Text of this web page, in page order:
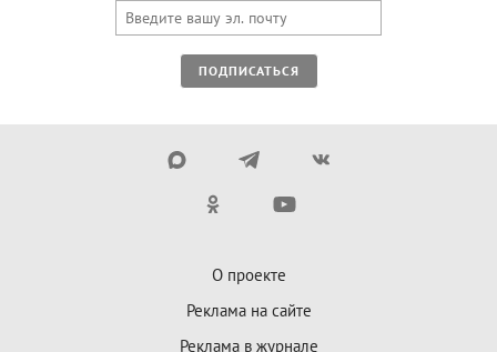
ПОДПИСАТЬСЯ
О проекте
Реклама на сайте
Реклама в журнале